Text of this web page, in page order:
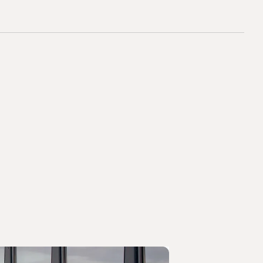
går gjennom forespørselen for å sikre at produktene